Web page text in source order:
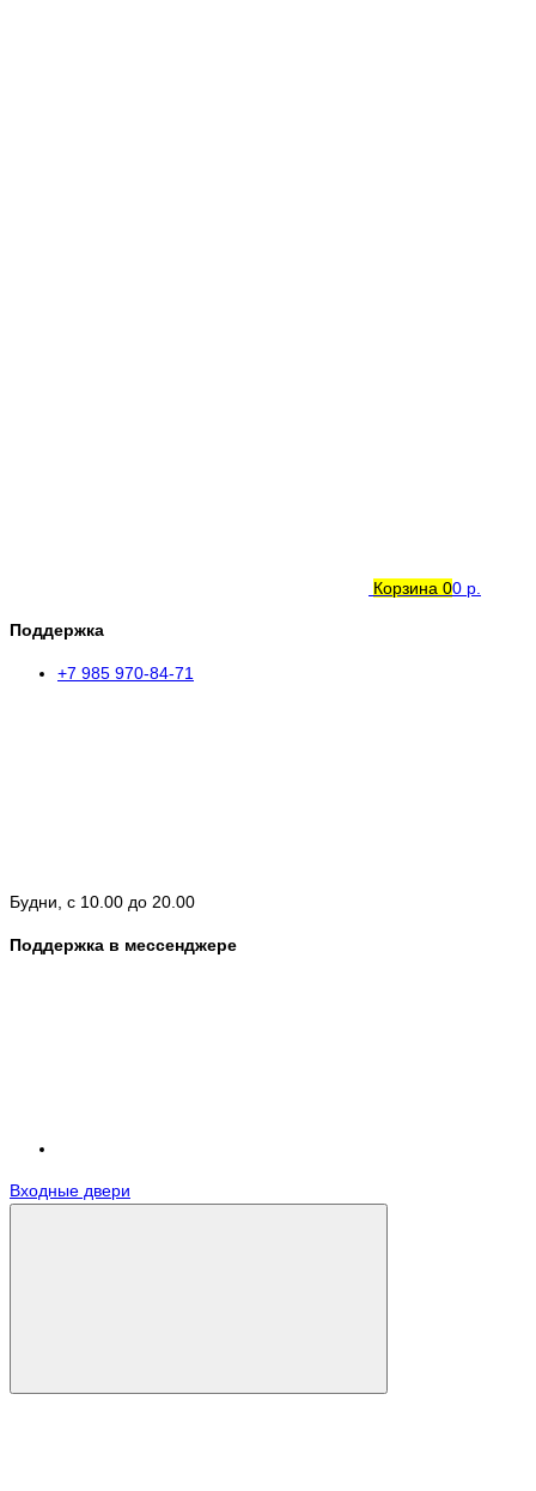
Корзина 00 р.
Поддержка
+7 985 970-84-71
Будни, с 10.00 до 20.00
Поддержка в мессенджере
Входные двери